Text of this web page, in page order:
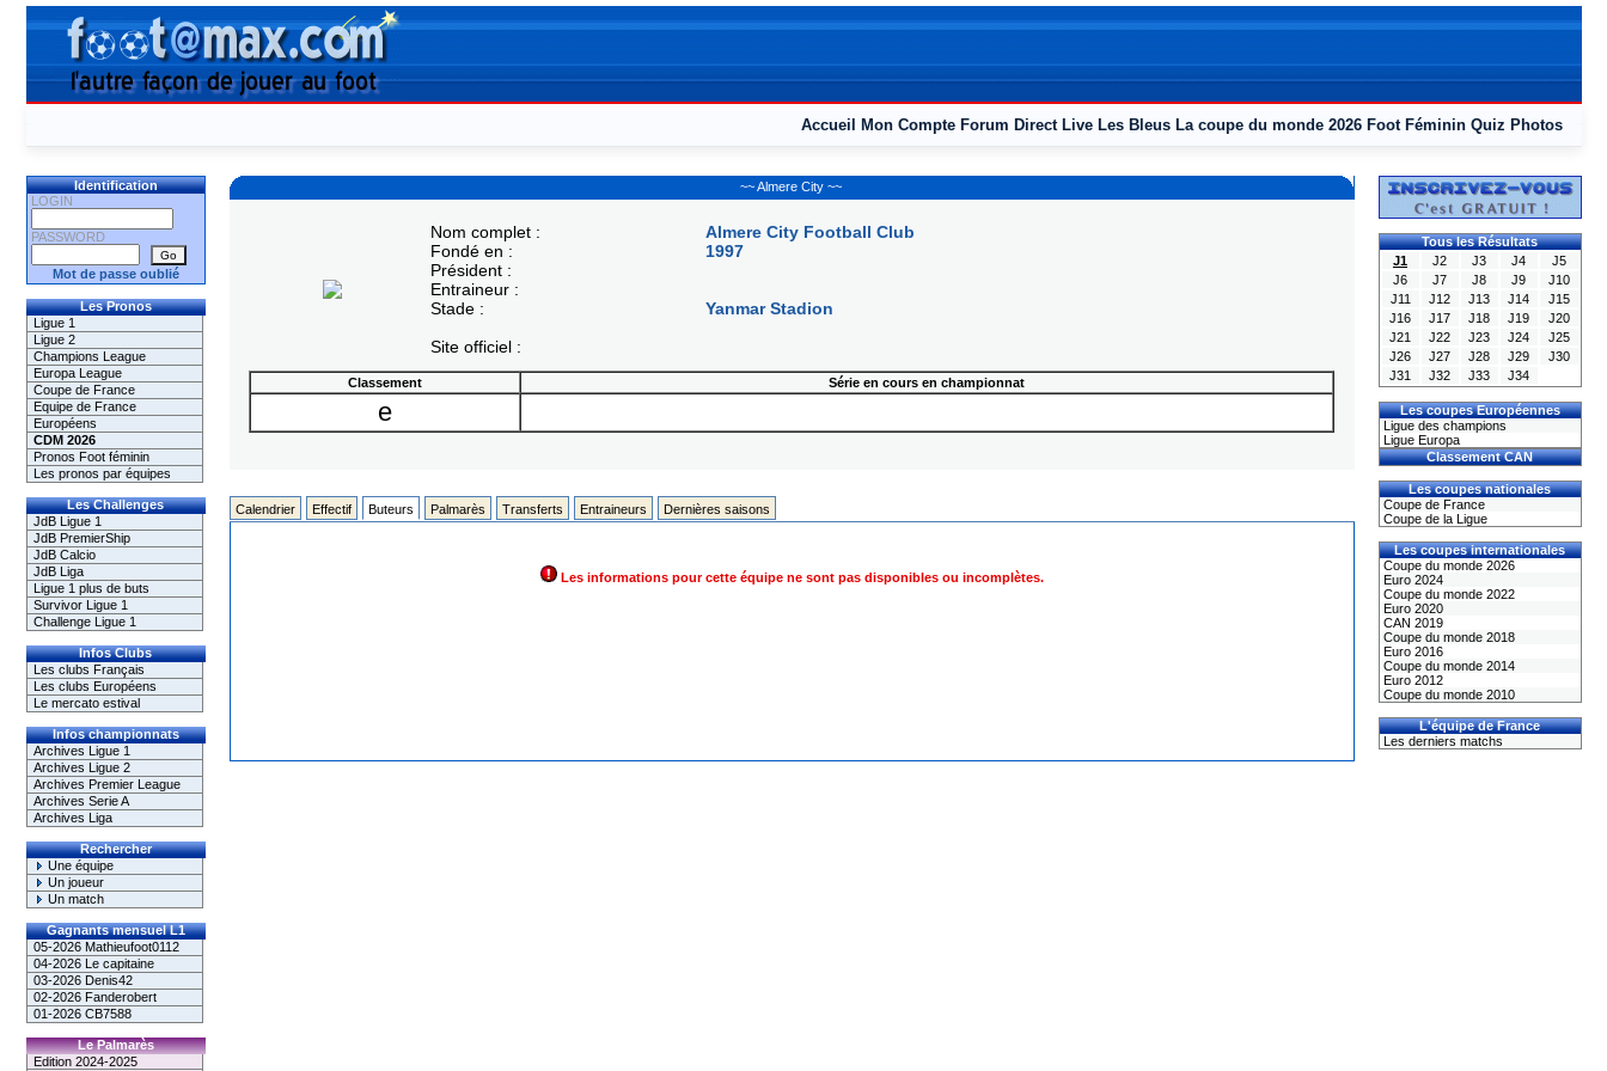
Accueil Mon Compte Forum Direct Live Les Bleus La coupe du monde 2026 Foot Féminin Quiz Photos
Identification
LOGIN
PASSWORD
Mot de passe oublié
Les Pronos
Ligue 1
Ligue 2
Champions League
Europa League
Coupe de France
Equipe de France
Européens
CDM 2026
Pronos Foot féminin
Les pronos par équipes
Les Challenges
JdB Ligue 1
JdB PremierShip
JdB Calcio
JdB Liga
Ligue 1 plus de buts
Survivor Ligue 1
Challenge Ligue 1
Infos Clubs
Les clubs Français
Les clubs Européens
Le mercato estival
Infos championnats
Archives Ligue 1
Archives Ligue 2
Archives Premier League
Archives Serie A
Archives Liga
Rechercher
Une équipe
Un joueur
Un match
Gagnants mensuel L1
05-2026 Mathieufoot0112
04-2026 Le capitaine
03-2026 Denis42
02-2026 Fanderobert
01-2026 CB7588
Le Palmarès
Edition 2024-2025
~~ Almere City ~~
Nom complet :
Fondé en :
Président :
Entraineur :
Stade :
Site officiel :
Almere City Football Club
1997
Yanmar Stadion
Classement Série en cours en championnat
e
Calendrier Effectif Buteurs Palmarès Transferts Entraineurs Dernières saisons
Les informations pour cette équipe ne sont pas disponibles ou incomplètes.
Tous les Résultats
J1
J2 J3 J4
J5
J6
J7 J8 J9
J10
J11
J12 J13 J14
J15
J16
J17 J18 J19
J20
J21
J22 J23 J24
J25
J26
J27 J28 J29
J30
J31
J32 J33 J34
Les coupes Européennes
Ligue des champions
Ligue Europa
Classement CAN
Les coupes nationales
Coupe de France
Coupe de la Ligue
Les coupes internationales
Coupe du monde 2026
Euro 2024
Coupe du monde 2022
Euro 2020
CAN 2019
Coupe du monde 2018
Euro 2016
Coupe du monde 2014
Euro 2012
Coupe du monde 2010
L'équipe de France
Les derniers matchs